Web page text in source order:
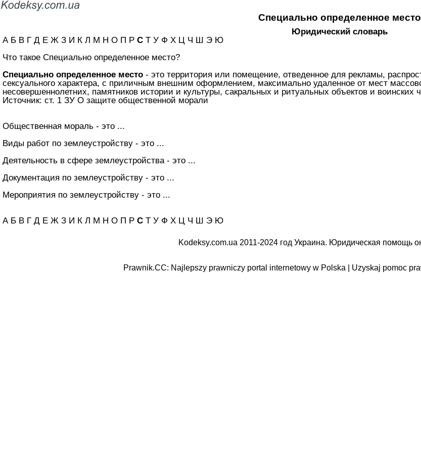
Специально определенное место
Юридический словарь
А Б В Г Д Е Ж З И К Л М Н О П Р С Т У Ф Х Ц Ч Ш Э Ю
Что такое Специально определенное место?
Специально определенное место - это территория или помещение, отведенное для рекламы,
сексуального характера, с приличным внешним оформлением, максимально удаленное от мест
несовершеннолетних, памятников истории и культуры, сакральных и ритуальных объектов и воинских
Источник: ст. 1 ЗУ О защите общественной морали
Общественная мораль - это ...
Виды работ по землеустройству - это ...
Деятельность в сфере землеустройства - это ...
Документация по землеустройству - это ...
Мероприятия по землеустройству - это ...
А Б В Г Д Е Ж З И К Л М Н О П Р С Т У Ф Х Ц Ч Ш Э Ю
Kodeksy.com.ua 2011-2024 год Украина. Юридическая помощь
Prawnik.CC: Najlepszy prawniczy portal internetowy w Polska | Uzyskaj pomoc